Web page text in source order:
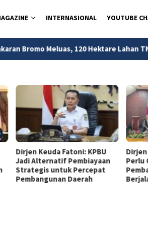
INTERNASIONAL YOUTUBE
120 Hektare Lahan TNBTS Hangus
Dirjen Keuda Fatoni: KPBU
Jadi Alternatif Pembiayaan
Strategis untuk Percepat
Pembangunan Daerah
Perlu